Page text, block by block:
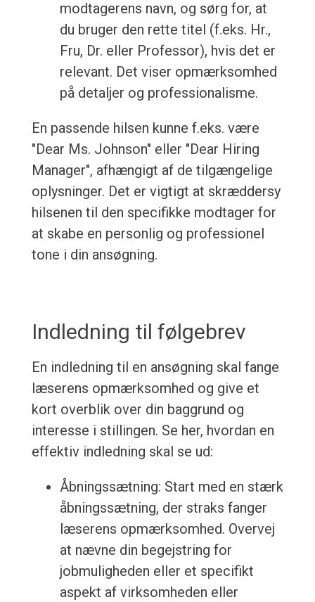
modtagerens navn, og sørg for, at
du bruger den rette titel (f.eks. Hr.,
Fru, Dr. eller Professor), hvis det er
relevant. Det viser opmærksomhed
på detaljer og professionalisme.
En passende hilsen kunne f.eks. være
"Dear Ms. Johnson" eller "Dear Hiring
Manager", afhængigt af de tilgængelige
oplysninger. Det er vigtigt at skræddersy
hilsenen til den specifikke modtager for
at skabe en personlig og professionel
tone i din ansøgning.
Indledning til følgebrev
En indledning til en ansøgning skal fange
læserens opmærksomhed og give et
kort overblik over din baggrund og
interesse i stillingen. Se her, hvordan en
effektiv indledning skal se ud:
Åbningssætning: Start med en stærk
åbningssætning, der straks fanger
læserens opmærksomhed. Overvej
at nævne din begejstring for
jobmuligheden eller et specifikt
aspekt af virksomheden eller